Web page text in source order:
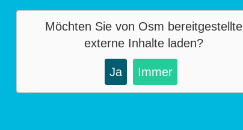
Möchten Sie von Osm bereitgestellte
externe Inhalte laden?
Ja Immer